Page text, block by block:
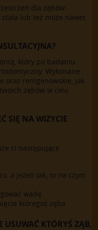
dla zębów
lub też może nawet
który po badaniu
Wykonane
oraz rentgenowskie, jak
zębów w celu
SIĘ NA WIZYCIE
ci następujące
a jeżeli tak, to na czym
wadę
któregoś zęba
USUWAĆ KTÓRYŚ ZĄB,